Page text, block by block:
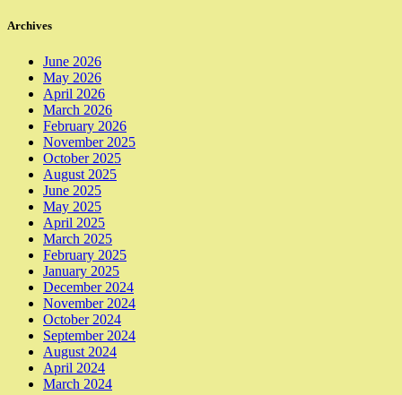
Archives
June 2026
May 2026
April 2026
March 2026
February 2026
November 2025
October 2025
August 2025
June 2025
May 2025
April 2025
March 2025
February 2025
January 2025
December 2024
November 2024
October 2024
September 2024
August 2024
April 2024
March 2024